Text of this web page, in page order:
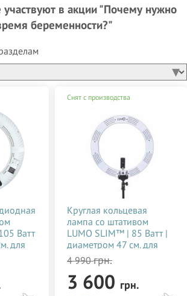
в акции "Почему нужно
беременности?"
Ватт
для
Снят с производства
Круглая кольцевая
лампа со штативом
LUMO SLIM™ | 85 Ватт |
диаметром 47 см. для
съемки видео тик ток,
блогеров, визажиста,
макияжа купить
недорого в Украине
4 990грн.
3 600 грн.